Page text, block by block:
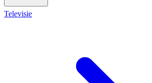
Televisie